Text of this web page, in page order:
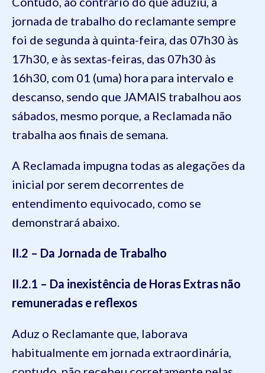
jornada de trabalho do reclamante sempre
foi de segunda à quinta-feira, das 07h30 às
17h30, e às sextas-feiras, das 07h30 às
16h30, com 01 (uma) hora para intervalo e
descanso, sendo que JAMAIS trabalhou aos
sábados, mesmo porque, a Reclamada não
trabalha aos finais de semana.
A Reclamada impugna todas as alegações da
inicial por serem decorrentes de
entendimento equivocado, como se
demonstrará abaixo.
II.2 – Da Jornada de Trabalho
II.2.1 – Da inexistência de Horas Extras não
remuneradas e reflexos
Aduz o Reclamante que, laborava
habitualmente em jornada extraordinária,